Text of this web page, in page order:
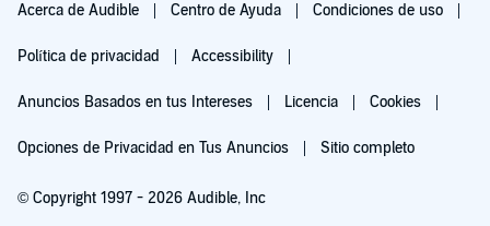
Acerca de Audible Centro de Ayuda Condiciones de uso
Política de privacidad Accessibility
Anuncios Basados en tus Intereses Licencia Cookies
Opciones de Privacidad en Tus Anuncios Sitio completo
© Copyright 1997 - 2026 Audible, Inc